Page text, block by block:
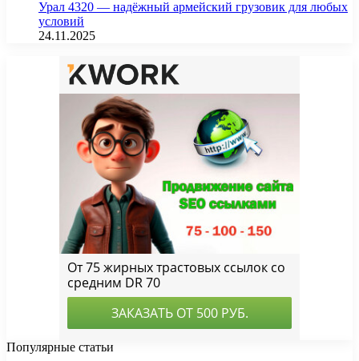
Урал 4320 — надёжный армейский грузовик для любых
условий
24.11.2025
Популярные статьи